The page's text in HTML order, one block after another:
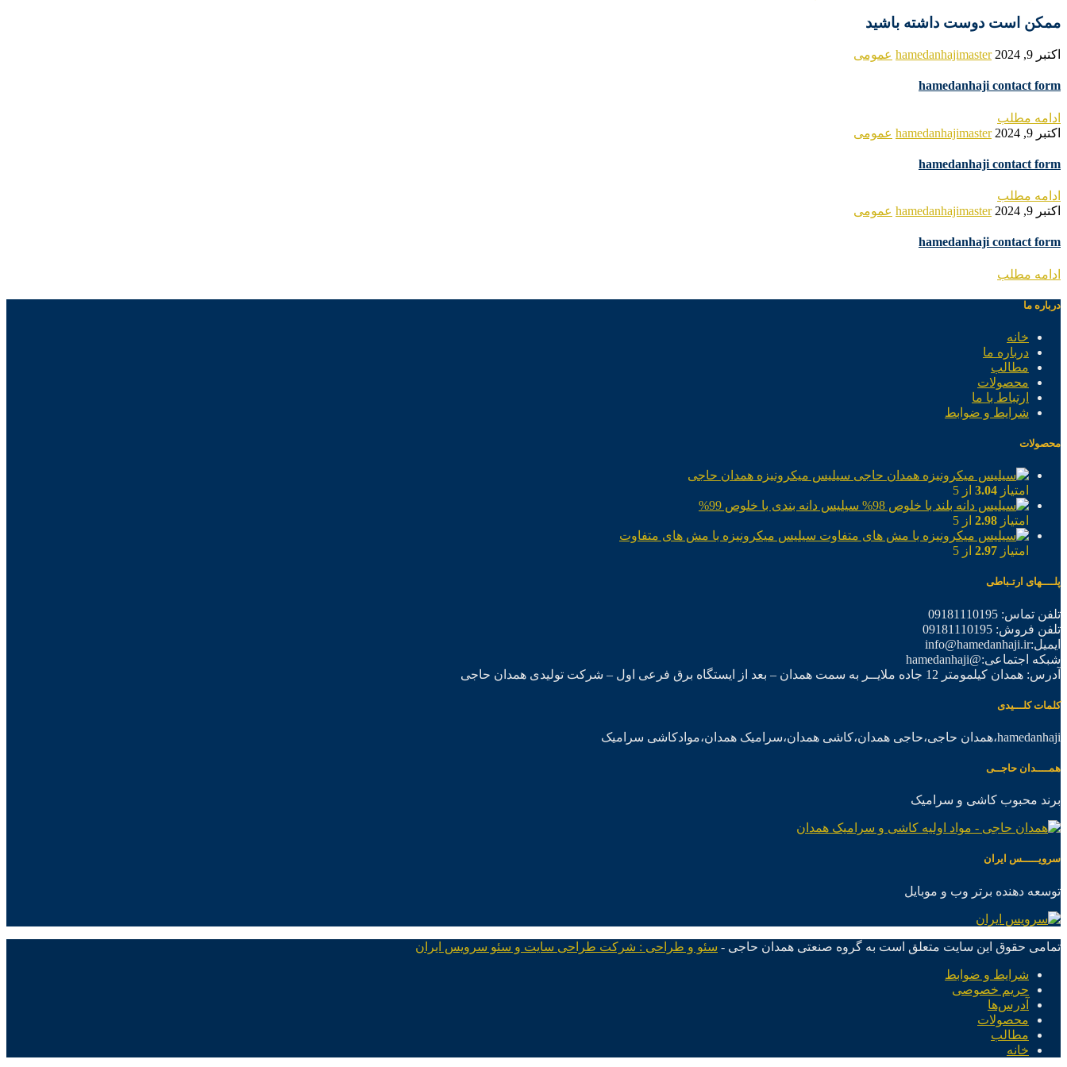
ممکن است دوست داشته باشید
اکتبر 9, 2024 hamedanhajimaster عمومی
hamedanhaji contact form
ادامه مطلب
اکتبر 9, 2024
hamedanhajimaster عمومی
hamedanhaji contact form
ادامه مطلب
اکتبر 9, 2024
hamedanhajimaster عمومی
hamedanhaji contact form
ادامه مطلب
درباره ما
خانه
درباره ما
مطالب
محصولات
ارتباط با ما
شرایط و ضوابط
محصولات
سیلیس میکرونیزه همدان حاجی
امتیاز 3.04 از 5
سیلیس دانه بندی با خلوص 99%
امتیاز 2.98 از 5
سیلیس میکرونیزه با مش های متفاوت
امتیاز 2.97 از 5
پلــــهای ارتـباطی
تلفن تماس: 09181110195
تلفن فروش: 09181110195
ایمیل:info@hamedanhaji.ir
شبکه اجتماعی:@hamedanhaji
آدرس: همدان کیلمومتر 12 جاده ملایــر به سمت همدان – بعد از ایستگاه برق فرعی اول – شرکت تولیدی همدان حاجی
کلمات کلـــیدی
hamedanhaji،همدان حاجی،حاجی همدان،کاشی همدان،سرامیک همدان،موادکاشی سرامیک
همــــدان حاجــی
برند محبوب کاشی و سرامیک
سرویـــــس ایران
توسعه دهنده برتر وب و موبایل
تمامی حقوق این سایت متعلق است به گروه صنعتی همدان حاجی - سئو و طراحی : شرکت طراحی سایت و سئو سرویس ایران
شرایط و ضوابط
حریم خصوصی
آدرس‌ها
محصولات
مطالب
خانه